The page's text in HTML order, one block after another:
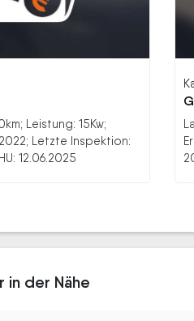
Leistung: 15Kw;
Letzte Inspektion:
12.06.2025
in der Nähe